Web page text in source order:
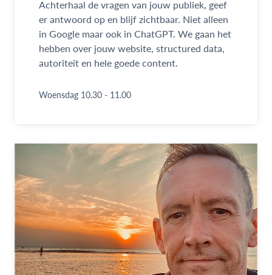
Achterhaal de vragen van jouw publiek, geef
er antwoord op en blijf zichtbaar. Niet alleen
in Google maar ook in ChatGPT. We gaan het
hebben over jouw website, structured data,
autoriteit en hele goede content.
Woensdag 10.30 - 11.00